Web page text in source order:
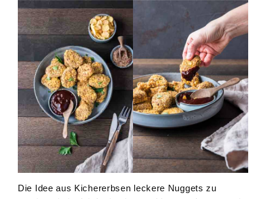
Die Idee aus Kichererbsen leckere Nuggets zu